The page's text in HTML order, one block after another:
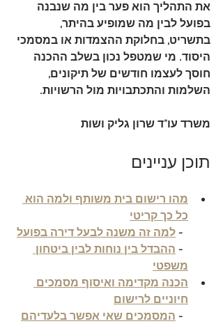
את התהליך הוא פער בין מה שנבנה
בפועל לבין מה שמופיע בהיתר,
בתשריט, בחלוקת ההצמדות או במסמכי
היסוד. מי שמטפל נכון בשלב ההכנה
חוסך לעצמו חודשים של תיקונים,
השלמות והתכתבויות מול הרשויות.
משרד עו"ד שרון גליק ושות
תוכן עניינים
מהו רישום בית משותף ולמה הוא
כל כך קריטי
למה זה משנה לבעל דירה בפועל
ההבדל בין נוחות לבין ביטחון
משפטי
הכנה מקדימה ואיסוף מסמכים
חיוניים לרישום
המסמכים שאי אפשר בלעדיהם